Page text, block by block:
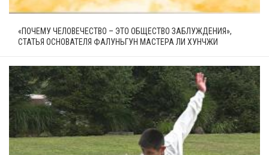
«ПОЧЕМУ ЧЕЛОВЕЧЕСТВО – ЭТО ОБЩЕСТВО ЗАБЛУЖДЕНИЯ»,
СТАТЬЯ ОСНОВАТЕЛЯ ФАЛУНЬГУН МАСТЕРА ЛИ ХУНЧЖИ